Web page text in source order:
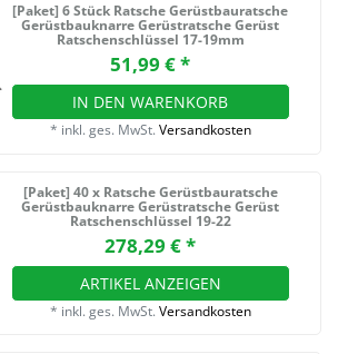
[Paket] 6 Stück Ratsche Gerüstbauratsche
Gerüstbauknarre Gerüstratsche Gerüst
Ratschenschlüssel 17-19mm
51,99 € *
IN DEN WARENKORB
* inkl. ges. MwSt. Versandkosten
[Paket] 40 x Ratsche Gerüstbauratsche
Gerüstbauknarre Gerüstratsche Gerüst
Ratschenschlüssel 19-22
278,29 € *
ARTIKEL ANZEIGEN
* inkl. ges. MwSt. Versandkosten